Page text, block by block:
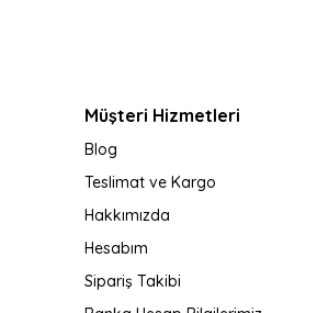
Müşteri Hizmetleri
Blog
Teslimat ve Kargo
Hakkımızda
Hesabım
Sipariş Takibi